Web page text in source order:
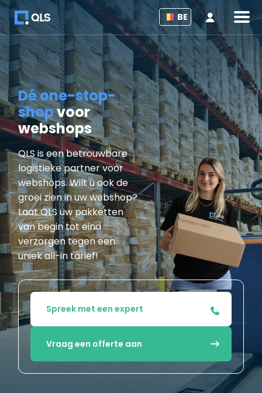
BE
Dé one-stop-
shopvoor
webshops
QLS is een betrouwbare
logistieke partner voor
webshops. Wilt u ook de
groei zien in uw webshop?
Laat QLS uw pakketten
van begin tot eind
verzorgen tegen een
uniek all-in tarief!
Spreek met een expert
Vraag een offerte aan